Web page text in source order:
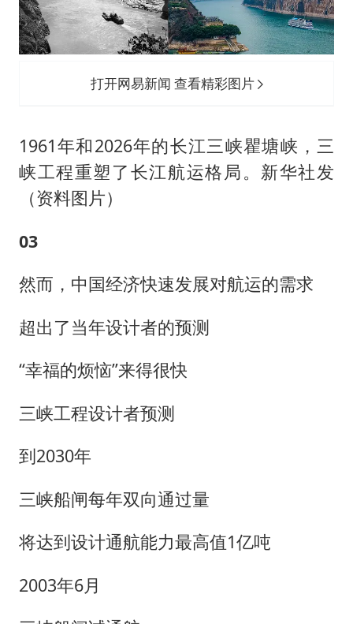
打开网易新闻 查看精彩图片
1961年和2026年的长江三峡瞿塘峡，三
峡工程重塑了长江航运格局。新华社发
（资料图片）
03
然而，中国经济快速发展对航运的需求
超出了当年设计者的预测
“幸福的烦恼”来得很快
三峡工程设计者预测
到2030年
三峡船闸每年双向通过量
将达到设计通航能力最高值1亿吨
2003年6月